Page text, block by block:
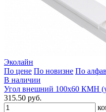
Эколайн
По цене По новизне По
В наличии
Угол внешний 100х60 КМН
315.50 руб.